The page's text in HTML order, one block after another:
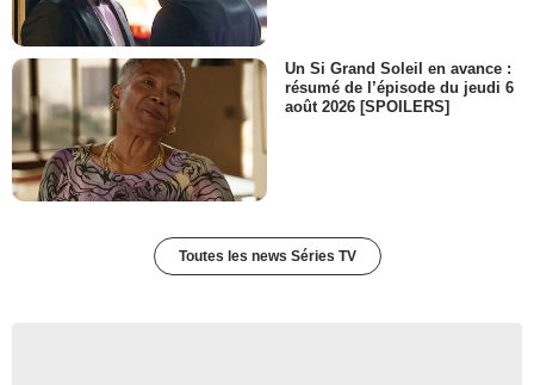
Un Si Grand Soleil en avance :
résumé de l’épisode du jeudi 6
août 2026 [SPOILERS]
Toutes les news Séries TV